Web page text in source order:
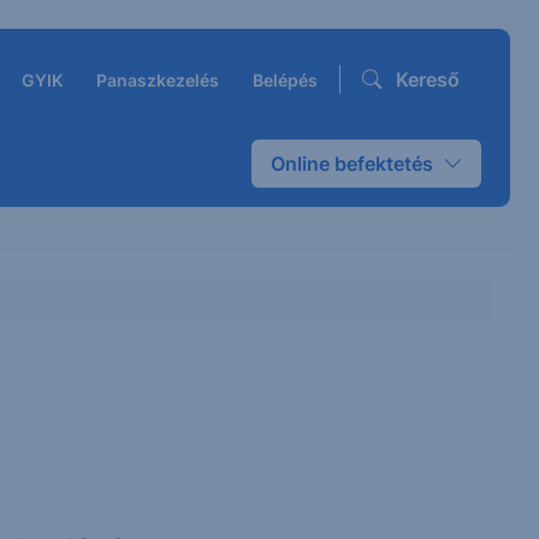
GYIK Panaszkezelés Belépés Kereső
Online befektetés